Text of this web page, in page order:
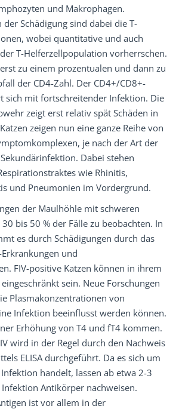
und Makrophagen.
Schädigung sind dabei die T-
wobei quantitative und auch
T-Helferzellpopulation vorherrschen.
zu einem prozentualen und dann zu
der CD4-Zahl. Der CD4+/CD8+-
sich mit fortschreitender Infektion. Die
zeigt erst relativ spät Schäden in
zeigen nun eine ganze Reihe von
je nach der Art der
Dabei stehen
wie Rhinitis,
und Pneumonien im Vordergrund.
der Maulhöhle mit schweren
bis 50 % der Fälle zu beobachten. In
es durch Schädigungen durch das
und
FIV-positive Katzen können in ihrem
sein. Neue Forschungen
Plasmakonzentrationen von
Infektion beeinflusst werden können.
Erhöhung von T4 und fT4 kommen.
wird in der Regel durch den Nachweis
ELISA durchgeführt. Da es sich um
handelt, lassen ab etwa 2-3
Antikörper nachweisen.
ist vor allem in der